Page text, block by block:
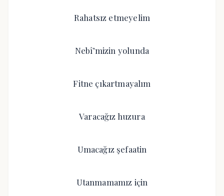
Rahatsız etmeyelim
Nebî’mizin yolunda
Fitne çıkartmayalım
Varacağız huzura
Umacağız şefaatin
Utanmamamız için